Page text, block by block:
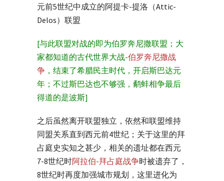
元前5世纪中成立的阿提卡-提洛（Attic-
Delos）联盟
[与此联盟对战的即为伯罗奔尼撒联盟；大
家都知道的古代世界大战-伯罗奔尼撒战
争 ，结束了希腊民主时代，开启斯巴达元
年；不过斯巴达也不够强，鹬蚌相争最后
得道的是波斯]
之后虽然离开联盟独立，依然和联盟维持
同盟关系直到西元前4世纪；关于这里的拜
占庭史实知之甚少，相关的遗址都在西元
7-8世纪时阿拉伯-拜占庭战争时被遗弃了，
8世纪时再度加强城市规划，这里进化为